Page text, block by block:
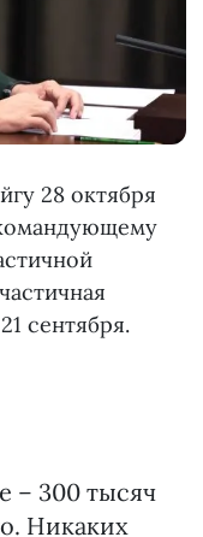
28 октября
сентября.
– 300 тысяч
Никаких